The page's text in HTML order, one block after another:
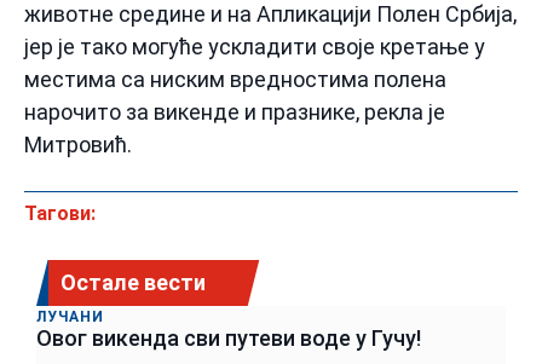
животне средине и на Апликацији Полен Србија,
јер је тако могуће ускладити своје кретање у
местима са ниским вредностима полена
нарочито за викенде и празнике, рекла је
Митровић.
Тагови:
Остале вести
ЛУЧАНИ
Овог викенда сви путеви воде у Гучу!